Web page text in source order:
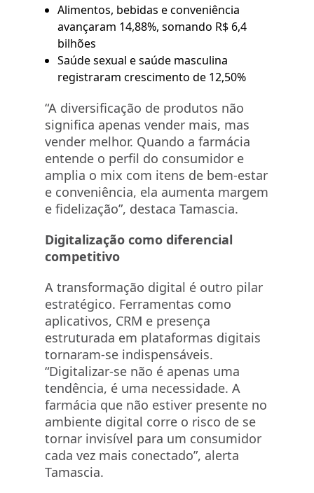
Alimentos, bebidas e conveniência
avançaram 14,88%, somando R$ 6,4
bilhões
Saúde sexual e saúde masculina
registraram crescimento de 12,50%
“A diversificação de produtos não
significa apenas vender mais, mas
vender melhor. Quando a farmácia
entende o perfil do consumidor e
amplia o mix com itens de bem-estar
e conveniência, ela aumenta margem
e fidelização”, destaca Tamascia.
Digitalização como diferencial
competitivo
A transformação digital é outro pilar
estratégico. Ferramentas como
aplicativos, CRM e presença
estruturada em plataformas digitais
tornaram-se indispensáveis.
“Digitalizar-se não é apenas uma
tendência, é uma necessidade. A
farmácia que não estiver presente no
ambiente digital corre o risco de se
tornar invisível para um consumidor
cada vez mais conectado”, alerta
Tamascia.